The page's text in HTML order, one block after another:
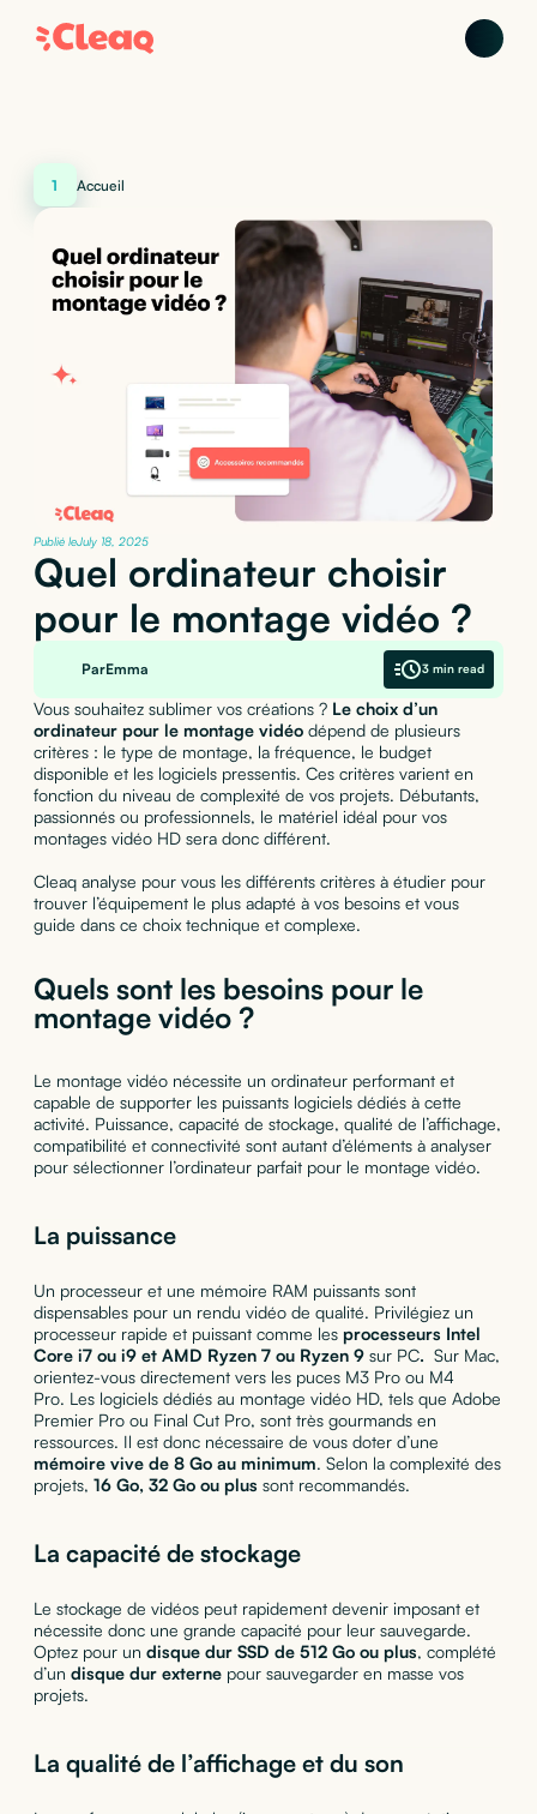
1 Accueil
Publié leJuly 18, 2025
Quel ordinateur choisir
pour le montage vidéo ?
ParEmma 3 min read
Vous souhaitez sublimer vos créations ?Le choix d’un
ordinateur pour le montage vidéodépend de plusieurs
critères : le type de montage, la fréquence, le budget
disponible et les logiciels pressentis. Ces critères varient en
fonction du niveau de complexité de vos projets. Débutants,
passionnés ou professionnels, le matériel idéal pour vos
montages vidéo HD sera donc différent.
Cleaq analyse pour vous les différents critères à étudier pour
trouver l’équipement le plus adapté à vos besoins et vous
guide dans ce choix technique et complexe.
Quels sont les besoins pour le
montage vidéo ?
Le montage vidéo nécessite un ordinateur performant et
capable de supporter les puissants logiciels dédiés à cette
activité. Puissance, capacité de stockage, qualité de l’affichage,
compatibilité et connectivité sont autant d’éléments à analyser
pour sélectionner l’ordinateur parfait pour le montage vidéo.
La puissance
Un processeur et une mémoire RAM puissants sont
dispensables pour un rendu vidéo de qualité. Privilégiez un
processeur rapide et puissant comme les processeurs Intel
Core i7 ou i9 et AMD Ryzen 7 ou Ryzen 9sur PC. Sur Mac,
orientez-vous directement vers les puces M3 Pro ou M4
Pro. Les logiciels dédiés au montage vidéo HD, tels que Adobe
Premier Pro ou Final Cut Pro, sont très gourmands en
ressources. Il est donc nécessaire de vous doter d’une
mémoire vive de 8 Go au minimum. Selon la complexité des
projets, 16 Go, 32 Go ou plus sont recommandés.
La capacité de stockage
Le stockage de vidéos peut rapidement devenir imposant et
nécessite donc une grande capacité pour leur sauvegarde.
Optez pour un disque dur SSD de 512 Go ou plus, complété
d’un disque dur externepour sauvegarder en masse vos
projets.
La qualité de l’affichage et du son